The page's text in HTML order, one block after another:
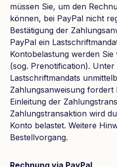
müssen Sie, um den
können, bei PayPal nicht
Bestätigung der
PayPal ein
Kontobelastung werden
(sog. Prenotification). Unter
Lastschriftmandats
Zahlungsanweisung fordert
Einleitung der
Zahlungstransaktion wird
Konto belastet. Weitere
Bestellvorgang.
Rechnung via PayPal